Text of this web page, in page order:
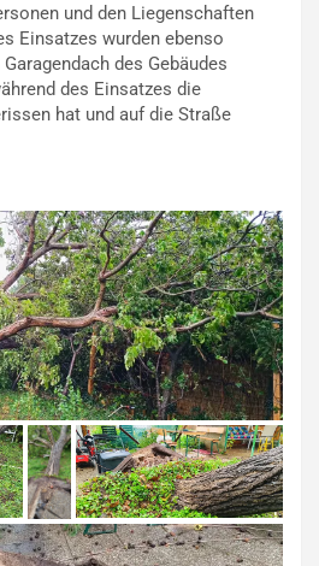
und den Liegenschaften
Einsatzes wurden ebenso
des Gebäudes
des Einsatzes die
hat und auf die Straße